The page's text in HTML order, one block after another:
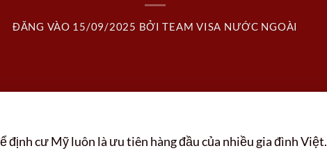
ĐĂNG VÀO 15/09/2025 BỞITEAM VISA NƯỚC NGOÀI
cư Mỹ luôn là ưu tiên hàng đầu của nhiều gia đình Việt.